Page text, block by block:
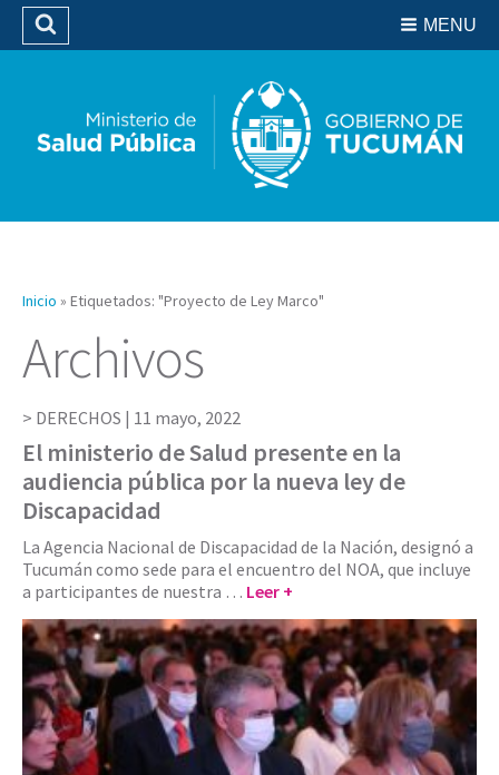
Biblioteca
MENU
Buscar
Inicio » Etiquetados: "Proyecto de Ley Marco"
Archivos
DERECHOS | 11 mayo, 2022
El ministerio de Salud presente en la
audiencia pública por la nueva ley de
Discapacidad
La Agencia Nacional de Discapacidad de la Nación, designó a
Tucumán como sede para el encuentro del NOA, que incluye
a participantes de nuestra … Leer +